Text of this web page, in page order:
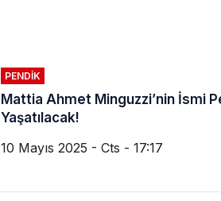
PENDIK
Mattia Ahmet Minguzzi’nin İsmi
Yaşatılacak!
10 Mayıs 2025 - Cts - 17:17